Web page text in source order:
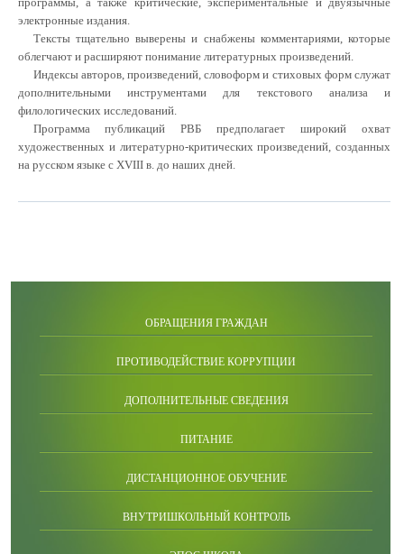
электронные издания.
Тексты тщательно выверены и снабжены комментариями, которые
облегчают и расширяют понимание литературных произведений.
Индексы авторов, произведений, словоформ и стиховых форм служат
дополнительнымиинструментами для текстового анализа и
филологических исследований.
Программа публикаций РВБ предполагает широкий охват
художественных и литературно-критических произведений, созданных
на русском языке с XVIII в. до наших дней.
ОБРАЩЕНИЯ ГРАЖДАН
ПРОТИВОДЕЙСТВИЕ КОРРУПЦИИ
ДОПОЛНИТЕЛЬНЫЕ СВЕДЕНИЯ
ПИТАНИЕ
ДИСТАНЦИОННОЕ ОБУЧЕНИЕ
ВНУТРИШКОЛЬНЫЙ КОНТРОЛЬ